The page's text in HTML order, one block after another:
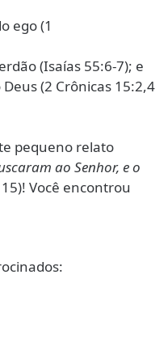
ego (1
(Isaías 55:6-7); e
(2 Crônicas 15:2,4
pequeno relato
ao Senhor, e o
Você encontrou